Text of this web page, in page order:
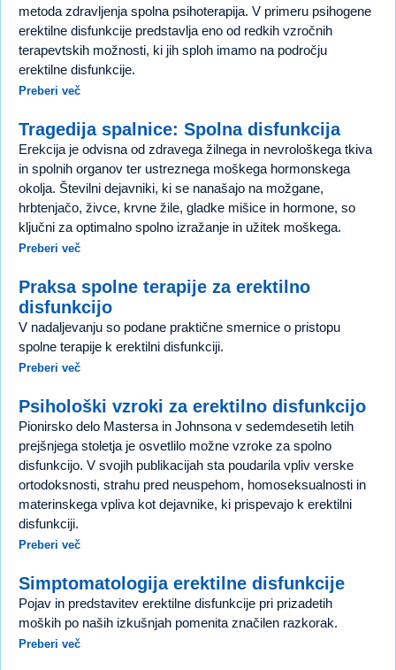
metoda zdravljenja spolna psihoterapija. V primeru psihogene
erektilne disfunkcije predstavlja eno od redkih vzročnih
terapevtskih možnosti, ki jih sploh imamo na področju
erektilne disfunkcije.
Preberi več
Tragedija spalnice: Spolna disfunkcija
Erekcija je odvisna od zdravega žilnega in nevrološkega tkiva
in spolnih organov ter ustreznega moškega hormonskega
okolja. Številni dejavniki, ki se nanašajo na možgane,
hrbtenjačo, živce, krvne žile, gladke mišice in hormone, so
ključni za optimalno spolno izražanje in užitek moškega.
Preberi več
Praksa spolne terapije za erektilno
disfunkcijo
V nadaljevanju so podane praktične smernice o pristopu
spolne terapije k erektilni disfunkciji.
Preberi več
Psihološki vzroki za erektilno disfunkcijo
Pionirsko delo Mastersa in Johnsona v sedemdesetih letih
prejšnjega stoletja je osvetlilo možne vzroke za spolno
disfunkcijo. V svojih publikacijah sta poudarila vpliv verske
ortodoksnosti, strahu pred neuspehom, homoseksualnosti in
materinskega vpliva kot dejavnike, ki prispevajo k erektilni
disfunkciji.
Preberi več
Simptomatologija erektilne disfunkcije
Pojav in predstavitev erektilne disfunkcije pri prizadetih
moških po naših izkušnjah pomenita značilen razkorak.
Preberi več